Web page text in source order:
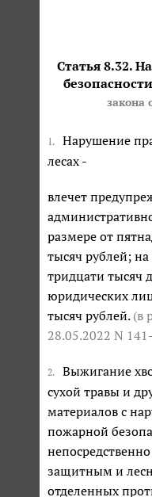
Статья 8.32.
закона
1.
Нарушение
лесах -
влечет
размере от
тысяч рублей;
тридцати тысяч
юридических
тысяч рублей. (в
28.05.2022 N
2.
Выжигание
сухой травы и
материалов с
пожарной
защитным и
отделенных